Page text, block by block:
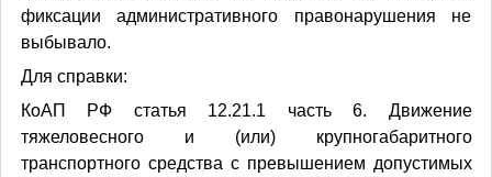
фиксации административного правонарушения не
выбывало.
Для справки:
КоАП РФ статья 12.21.1 часть 6. Движение
тяжеловесного и (или) крупногабаритного
транспортного средства с превышением допустимых